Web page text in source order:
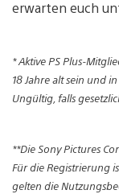
erwarten euch
* Aktive PS Plus-
18 Jahre alt sein und
Ungültig, falls
**Die Sony Pictures
Für die Registrierung
gelten die